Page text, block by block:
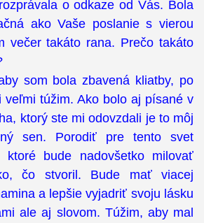
o odkaze od Vás. Bola
ako Vaše poslanie s vierou
večer takáto rana. Prečo takáto
som bola zbavená kliatby, po
veľmi túžim. Ako bolo aj písané v
ktorý ste mi odovzdali je to môj
sen. Porodiť pre tento svet
ktoré bude nadovšetko milovať
čo stvoril. Bude mať viacej
a lepšie vyjadriť svoju lásku
ale aj slovom. Túžim, aby mal